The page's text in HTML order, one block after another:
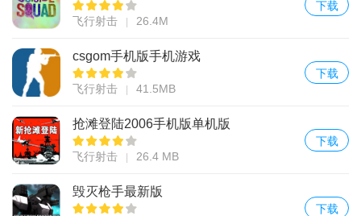
飞行射击 26.4M
下载
csgom手机版手机游戏
飞行射击 41.5MB
下载
抢滩登陆2006手机版单机版
飞行射击 26.4 MB
下载
毁灭枪手最新版
下载